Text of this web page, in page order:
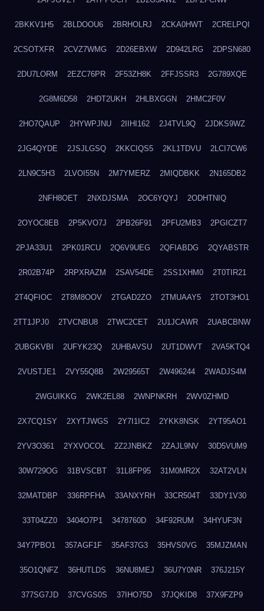
2BKKV1H5 2BLDOOU6 2BRHOLRJ 2CKA0HWT 2CRELPQI
2CSOTXFR 2CVZ7WMG 2D26EBXW 2D942LRG 2DPSN680
2DU7LORM 2EZC76PR 2F53ZH8K 2FFJSSR3 2G789XQE
2G8M6D58 2HDT2UKH 2HLBXGGN 2HMC2F0V
2HO7QAUP 2HYWPJNU 2IIHI162 2J4TVL9Q 2JDKS9WZ
2JG4QYDE 2JSJLGSQ 2KKCIQS5 2KL1TDVU 2LCI7CW6
2LN9C5H3 2LVOI55N 2M7YMERZ 2MIQDBKK 2N165DB2
2NFH8OET 2NXDJSMA 2OC6YQYJ 2ODHTNIQ
2OYOC8EB 2P5KVO7J 2PB26F91 2PFU2MB3 2PGICZT7
2PJA33U1 2PK01RCU 2Q6V9UEG 2QFIABDG 2QYABSTR
2R02B74P 2RPXRAZM 2SAV54DE 2SS1XHM0 2T0TIR21
2T4QFIOC 2T8M8OOV 2TGAD2ZO 2TMUAAY5 2TOT3HO1
2TT1JPJ0 2TVCNBU8 2TWC2CET 2U1JCAWR 2UABCBNW
2UBGKVBI 2UFYK23Q 2UHBAVSU 2UT1DWVT 2VA5KTQ4
2VUSTJE1 2VY55Q8B 2W29565T 2W496244 2WADJS4M
2WGUIKKG 2WK2EL88 2WNPNKRH 2WV0ZHMD
2X7CQ1SY 2XYTJWGS 2Y7I1IC2 2YKK8NSK 2YT95AO1
2YV3O361 2YXVOCOL 2Z2JNBKZ 2ZAJL9NV 30D5VUM9
30W729OG 31BVSCBT 31L8FP95 31M0MR2X 32AT2VLN
32MATDBP 336RPFHA 33ANXYRH 33CR504T 33DY1V30
33T04ZZ0 3404O7P1 3478760D 34F92RUM 34HYUF3N
34Y7PBO1 357AGF1F 35AF37G3 35HVS0VG 35MJZMAN
35O1QNFZ 36HUTLDS 36NU8MEJ 36U7Y0NR 376J215Y
377SG7JD 37CVGS0S 37IHO75D 37JQKID8 37X9FZP9